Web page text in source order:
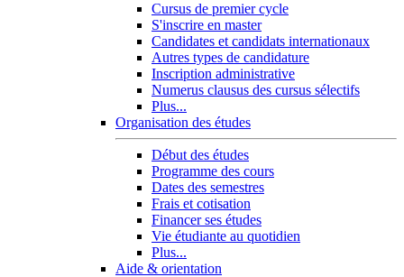
Cursus de premier cycle
S'inscrire en master
Candidates et candidats internationaux
Autres types de candidature
Inscription administrative
Numerus clausus des cursus sélectifs
Plus...
Organisation des études
Début des études
Programme des cours
Dates des semestres
Frais et cotisation
Financer ses études
Vie étudiante au quotidien
Plus...
Aide & orientation